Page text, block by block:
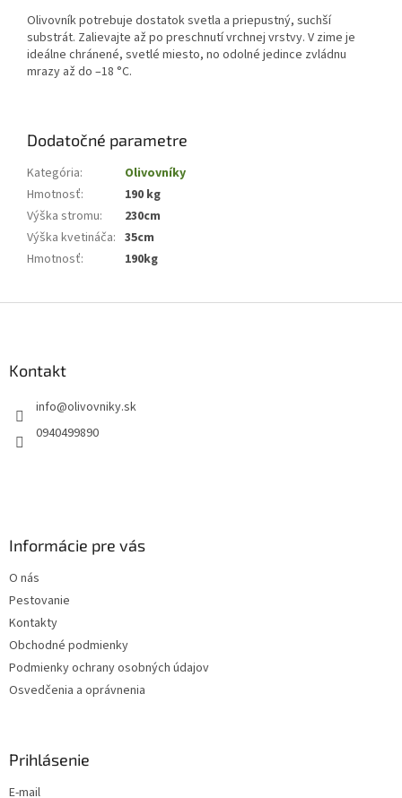
Olivovník potrebuje dostatok svetla a priepustný, suchší
substrát. Zalievajte až po preschnutí vrchnej vrstvy. V zime je
ideálne chránené, svetlé miesto, no odolné jedince zvládnu
mrazy až do –18 °C.
Dodatočné parametre
Kategória:
Olivovníky
Hmotnosť:
190 kg
Výška stromu:
230cm
Výška kvetináča: 35cm
Hmotnosť: 190kg
Kontakt
info@olivovniky.sk
0940499890
Informácie pre vás
O nás
Pestovanie
Kontakty
Obchodné podmienky
Podmienky ochrany osobných údajov
Osvedčenia a oprávnenia
Prihlásenie
E-mail